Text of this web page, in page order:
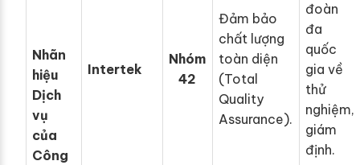
Nhãn
hiệu
Dịch
vụ
của
Công
Intertek
Nhóm
42
Đảm bảo
chất lượng
toàn diện
(Total
Quality
Assurance).
đoàn
đa
quốc
gia về
thử
nghiệm,
giám
định.